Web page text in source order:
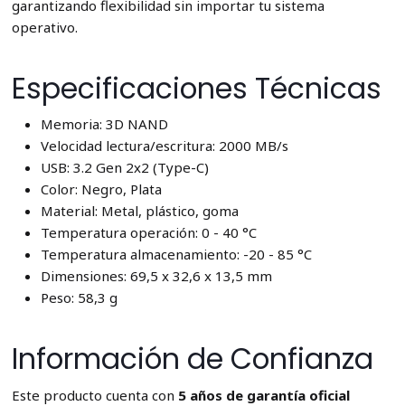
garantizando flexibilidad sin importar tu sistema
operativo.
Especificaciones Técnicas
Memoria: 3D NAND
Velocidad lectura/escritura: 2000 MB/s
USB: 3.2 Gen 2x2 (Type-C)
Color: Negro, Plata
Material: Metal, plástico, goma
Temperatura operación: 0 - 40 °C
Temperatura almacenamiento: -20 - 85 °C
Dimensiones: 69,5 x 32,6 x 13,5 mm
Peso: 58,3 g
Información de Confianza
Este producto cuenta con 5 años de garantía oficial